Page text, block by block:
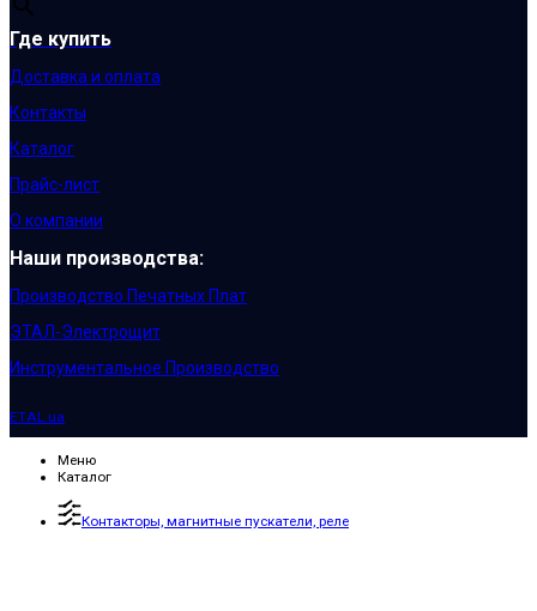
Где купить
Доставка и оплата
Контакты
Каталог
Прайс-лист
О компании
Наши производства:
Производство Печатных Плат
ЭТАЛ-Электрощит
Инструментальное Производство
ETAL.ua
Меню
Каталог
Контакторы, магнитные пускатели, реле